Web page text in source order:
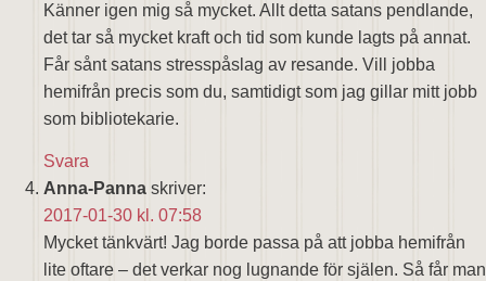
Känner igen mig så mycket. Allt detta satans pendlande,
det tar så mycket kraft och tid som kunde lagts på annat.
Får sånt satans stresspåslag av resande. Vill jobba
hemifrån precis som du, samtidigt som jag gillar mitt jobb
som bibliotekarie.
Svara
Anna-Panna skriver:
2017-01-30 kl. 07:58
Mycket tänkvärt! Jag borde passa på att jobba hemifrån
lite oftare – det verkar nog lugnande för själen. Så får man